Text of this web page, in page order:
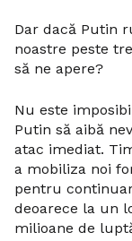
Dar dacă Putin
noastre peste
să ne apere?
Nu este
Putin să aibă
atac imediat.
a mobiliza noi
pentru
deoarece la un
milioane de